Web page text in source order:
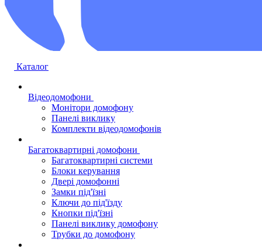
Каталог
Відеодомофони
Монітори домофону
Панелі виклику
Комплекти відеодомофонів
Багатоквартирні домофони
Багатоквартирні системи
Блоки керування
Двері домофонні
Замки під'їзні
Ключи до під'їзду
Кнопки під'їзні
Панелі виклику домофону
Трубки до домофону